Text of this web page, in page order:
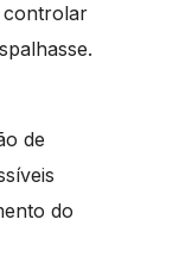
controlar
de
do